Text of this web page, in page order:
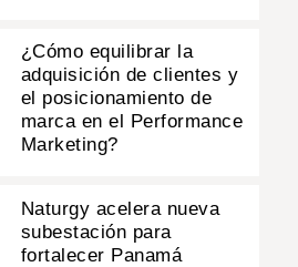
¿Cómo equilibrar la
adquisición de clientes y
el posicionamiento de
marca en el Performance
Marketing?
Naturgy acelera nueva
subestación para
fortalecer Panamá